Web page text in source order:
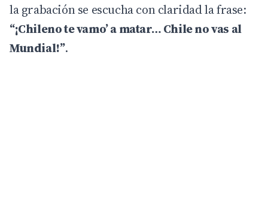
la grabación se escucha con claridad la frase:
“¡Chileno te vamo’ a matar… Chile no vas al
Mundial!”.